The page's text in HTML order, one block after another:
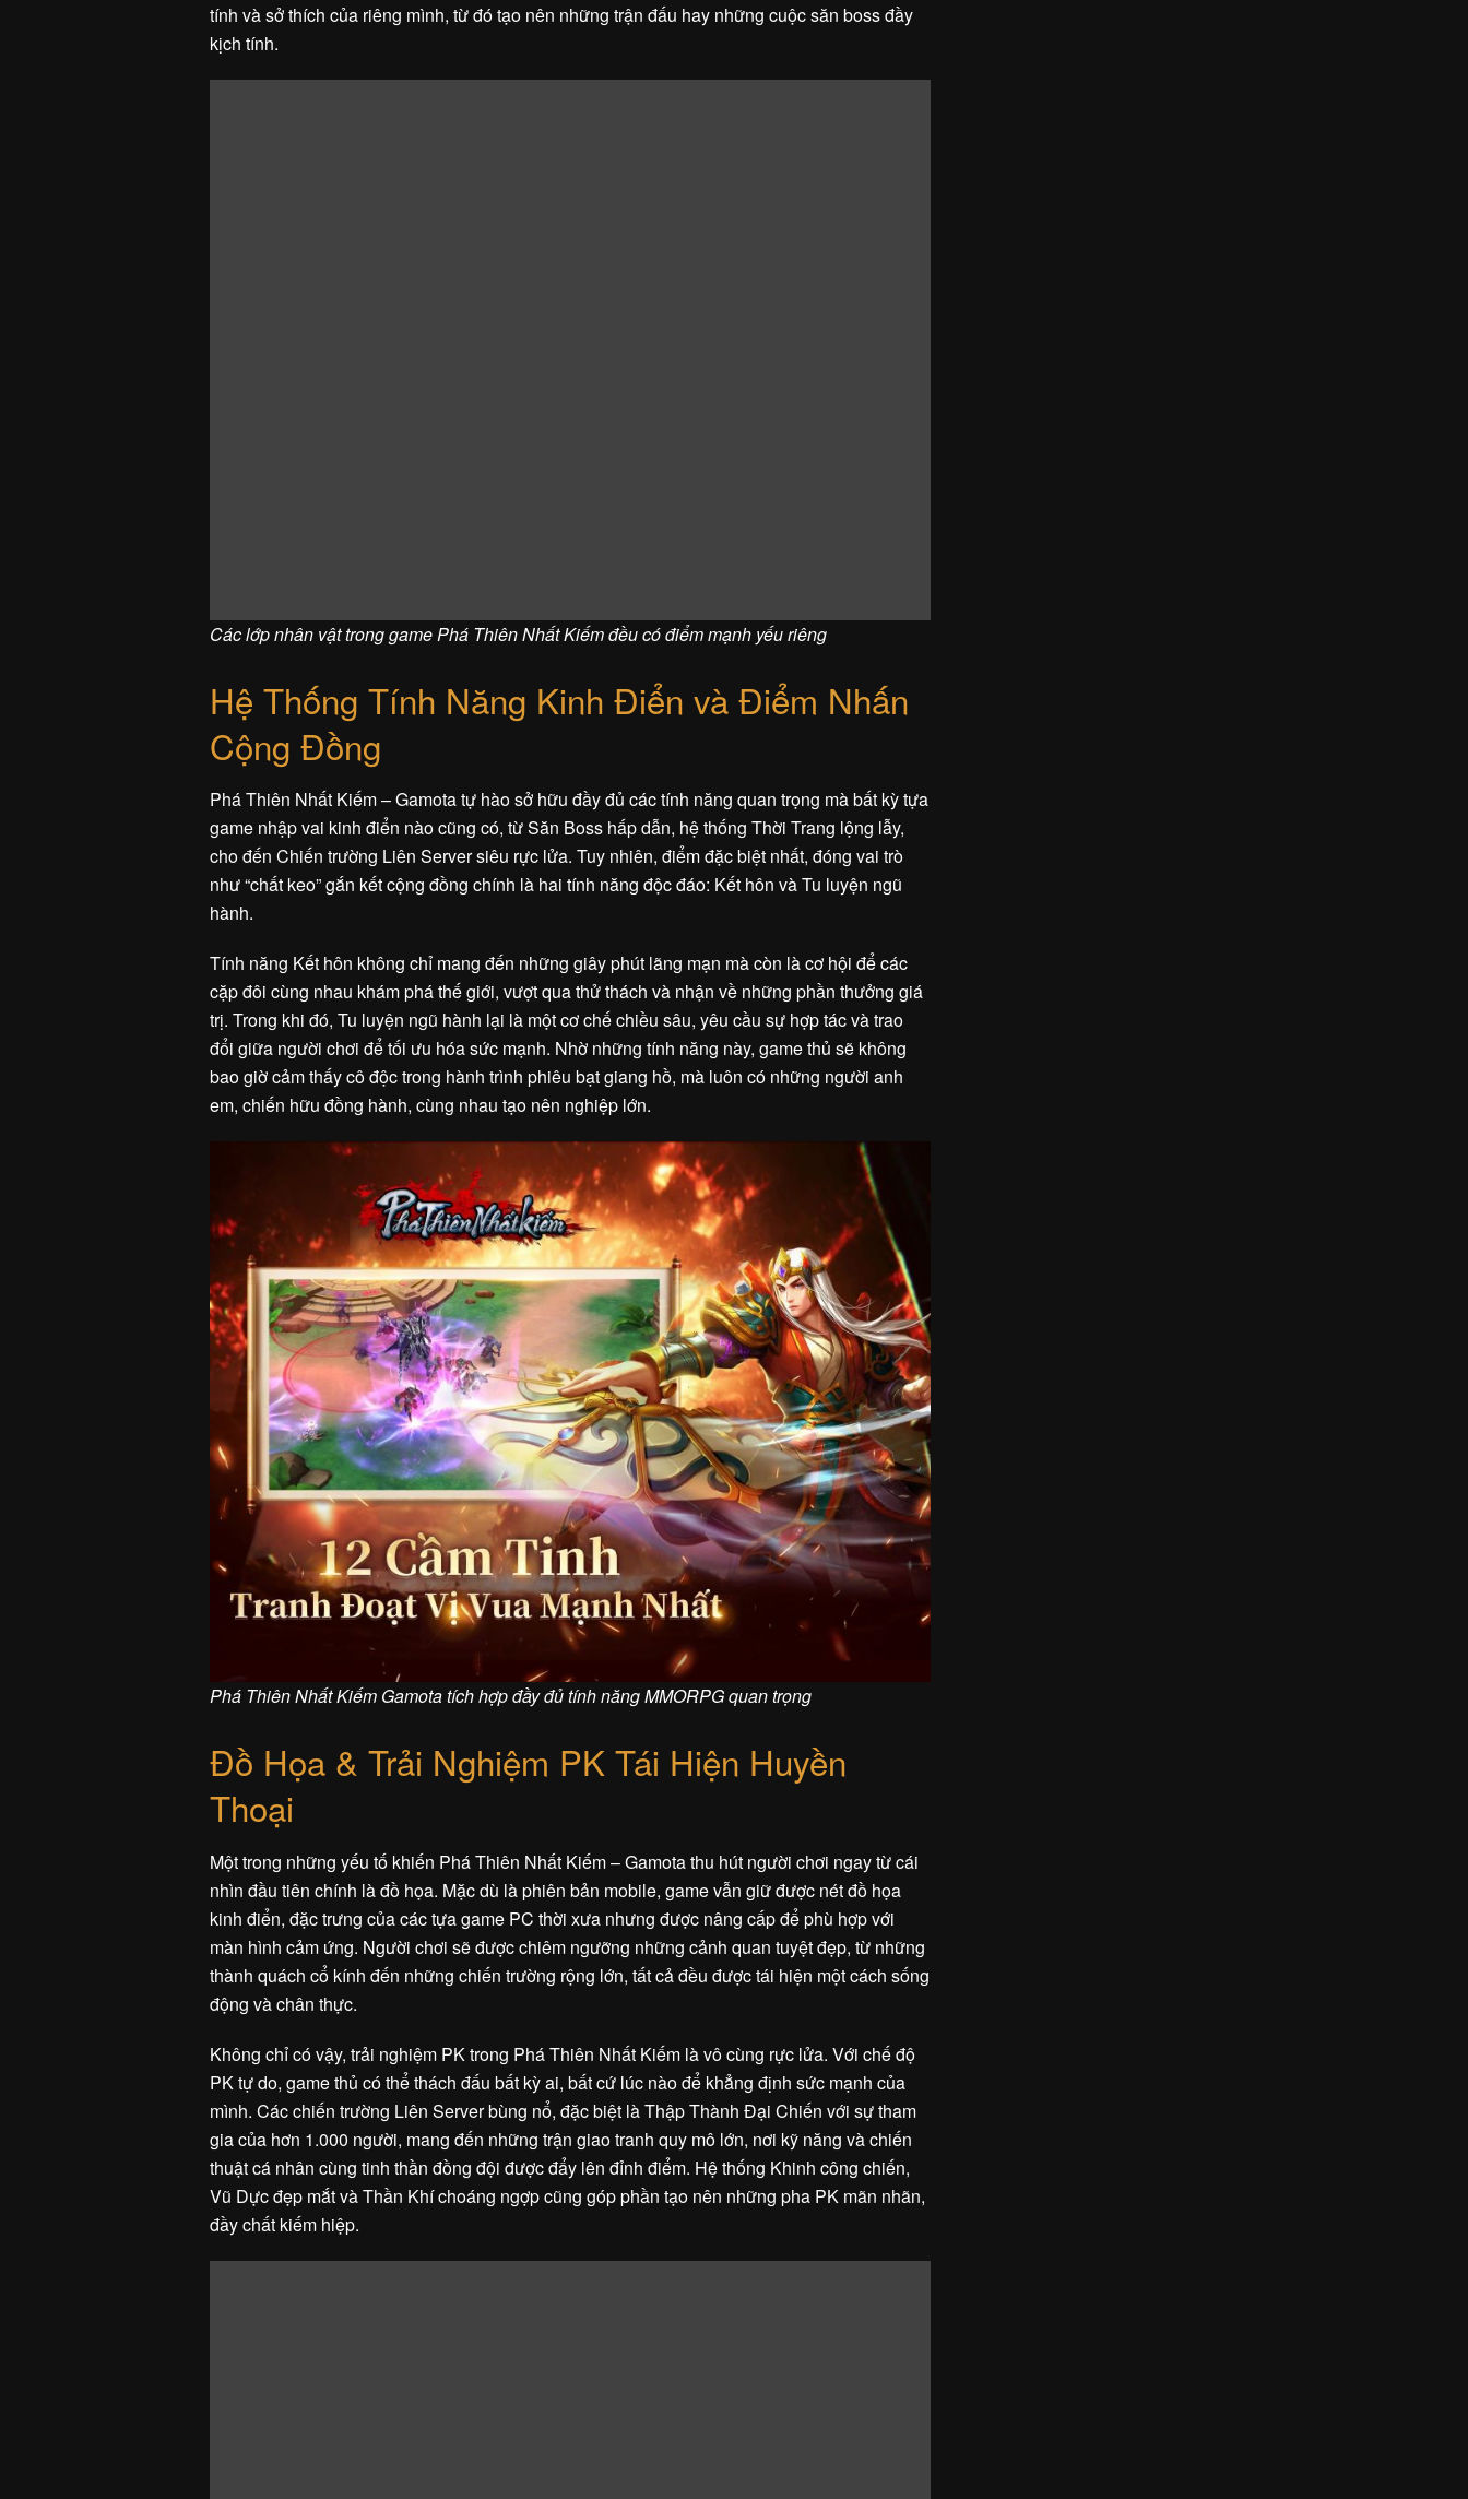
tính và sở thích của riêng mình, từ đó tạo nên những trận đấu hay những cuộc săn boss đầy
kịch tính.
Các lớp nhân vật trong game Phá Thiên Nhất Kiếm đều có điểm mạnh yếu riêng
Hệ Thống Tính Năng Kinh Điển và Điểm Nhấn
Cộng Đồng
Phá Thiên Nhất Kiếm – Gamota tự hào sở hữu đầy đủ các tính năng quan trọng mà bất kỳ tựa
game nhập vai kinh điển nào cũng có, từ Săn Boss hấp dẫn, hệ thống Thời Trang lộng lẫy,
cho đến Chiến trường Liên Server siêu rực lửa. Tuy nhiên, điểm đặc biệt nhất, đóng vai trò
như “chất keo” gắn kết cộng đồng chính là hai tính năng độc đáo: Kết hôn và Tu luyện ngũ
hành.
Tính năng Kết hôn không chỉ mang đến những giây phút lãng mạn mà còn là cơ hội để các
cặp đôi cùng nhau khám phá thế giới, vượt qua thử thách và nhận về những phần thưởng giá
trị. Trong khi đó, Tu luyện ngũ hành lại là một cơ chế chiều sâu, yêu cầu sự hợp tác và trao
đổi giữa người chơi để tối ưu hóa sức mạnh. Nhờ những tính năng này, game thủ sẽ không
bao giờ cảm thấy cô độc trong hành trình phiêu bạt giang hồ, mà luôn có những người anh
em, chiến hữu đồng hành, cùng nhau tạo nên nghiệp lớn.
Phá Thiên Nhất Kiếm Gamota tích hợp đầy đủ tính năng MMORPG quan trọng
Đồ Họa & Trải Nghiệm PK Tái Hiện Huyền
Thoại
Một trong những yếu tố khiến Phá Thiên Nhất Kiếm – Gamota thu hút người chơi ngay từ cái
nhìn đầu tiên chính là đồ họa. Mặc dù là phiên bản mobile, game vẫn giữ được nét đồ họa
kinh điển, đặc trưng của các tựa game PC thời xưa nhưng được nâng cấp để phù hợp với
màn hình cảm ứng. Người chơi sẽ được chiêm ngưỡng những cảnh quan tuyệt đẹp, từ những
thành quách cổ kính đến những chiến trường rộng lớn, tất cả đều được tái hiện một cách sống
động và chân thực.
Không chỉ có vậy, trải nghiệm PK trong Phá Thiên Nhất Kiếm là vô cùng rực lửa. Với chế độ
PK tự do, game thủ có thể thách đấu bất kỳ ai, bất cứ lúc nào để khẳng định sức mạnh của
mình. Các chiến trường Liên Server bùng nổ, đặc biệt là Thập Thành Đại Chiến với sự tham
gia của hơn 1.000 người, mang đến những trận giao tranh quy mô lớn, nơi kỹ năng và chiến
thuật cá nhân cùng tinh thần đồng đội được đẩy lên đỉnh điểm. Hệ thống Khinh công chiến,
Vũ Dực đẹp mắt và Thần Khí choáng ngợp cũng góp phần tạo nên những pha PK mãn nhãn,
đầy chất kiếm hiệp.